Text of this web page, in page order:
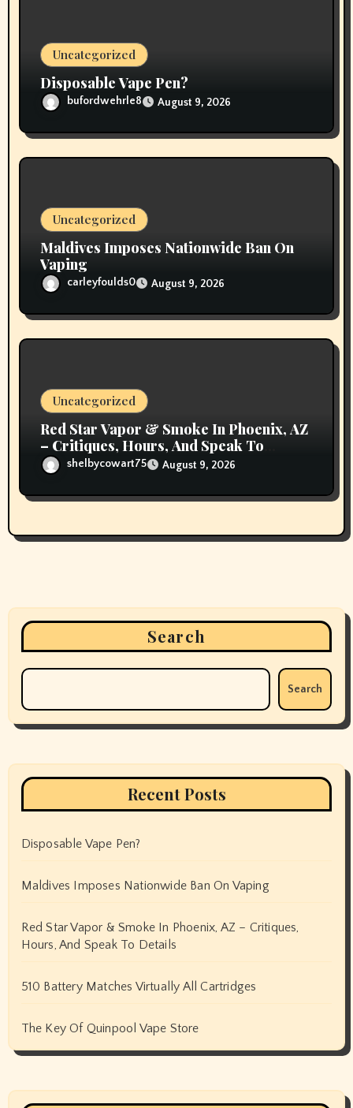
Uncategorized
Disposable Vape Pen?
bufordwehrle8 August 9, 2026
Uncategorized
Maldives Imposes Nationwide Ban On
Vaping
carleyfoulds0 August 9, 2026
Uncategorized
Red Star Vapor & Smoke In Phoenix, AZ
– Critiques, Hours, And Speak To
Detailsshelbycowart75 August 9, 2026
Search
Search
Recent Posts
Disposable Vape Pen?
Maldives Imposes Nationwide Ban On Vaping
Red Star Vapor & Smoke In Phoenix, AZ – Critiques,
Hours, And Speak To Details
510 Battery Matches Virtually All Cartridges
The Key Of Quinpool Vape Store